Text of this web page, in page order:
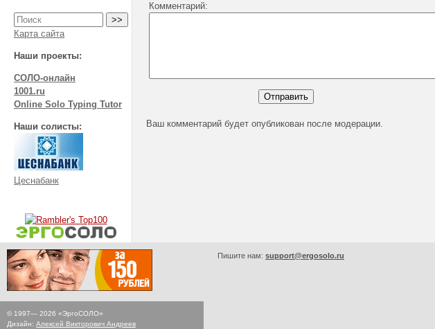
Карта сайта
Наши проекты:
СОЛО-онлайн
1001.ru
Online Solo Typing Tutor
Наши солисты:
Цеснабанк
Комментарий:
Ваш комментарий будет опубликован после модерации.
© 1997— 2026 «ЭргоСОЛО»
Дизайн: Алексей Викторович Андреев
Пишите нам: support@ergosolo.ru